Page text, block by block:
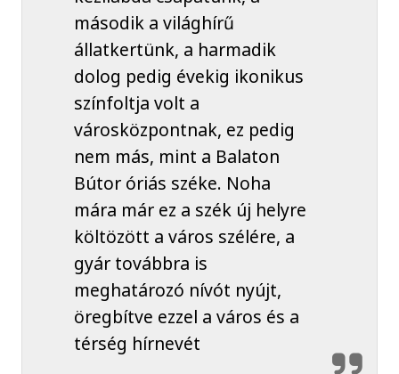
második a világhírű
állatkertünk, a harmadik
dolog pedig évekig ikonikus
színfoltja volt a
városközpontnak, ez pedig
nem más, mint a Balaton
Bútor óriás széke. Noha
mára már ez a szék új helyre
költözött a város szélére, a
gyár továbbra is
meghatározó nívót nyújt,
öregbítve ezzel a város és a
térség hírnevét